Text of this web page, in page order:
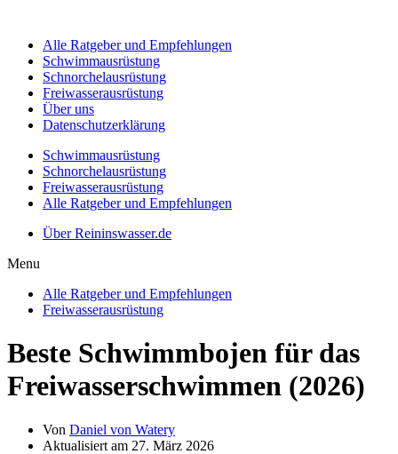
Alle Ratgeber und Empfehlungen
Schwimmausrüstung
Schnorchelausrüstung
Freiwasserausrüstung
Über uns
Datenschutzerklärung
Schwimmausrüstung
Schnorchelausrüstung
Freiwasserausrüstung
Alle Ratgeber und Empfehlungen
Über Reininswasser.de
Menu
Alle Ratgeber und Empfehlungen
Freiwasserausrüstung
Beste Schwimmbojen für das
Freiwasserschwimmen (2026)
Von Daniel von Watery
Aktualisiert am 27. März 2026